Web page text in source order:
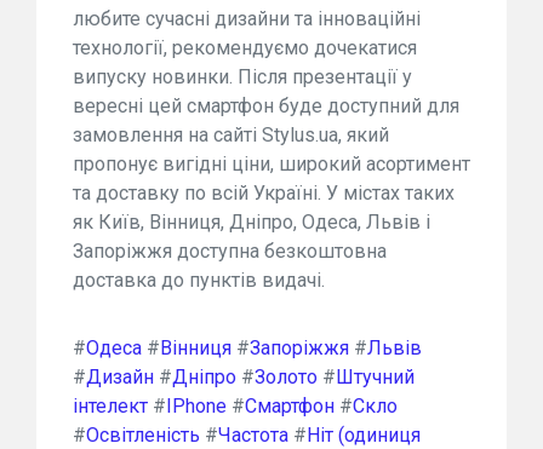
любите сучасні дизайни та інноваційні
технології, рекомендуємо дочекатися
випуску новинки. Після презентації у
вересні цей смартфон буде доступний для
замовлення на сайті Stylus.ua, який
пропонує вигідні ціни, широкий асортимент
та доставку по всій Україні. У містах таких
як Київ, Вінниця, Дніпро, Одеса, Львів і
Запоріжжя доступна безкоштовна
доставка до пунктів видачі.
#Одеса # Вінниця #Запоріжжя #Львів
#Дизайн #Дніпро #Золото # Штучний
інтелект # IPhone #Смартфон #Скло
#Освітленість #Частота # Ніт (одиниця